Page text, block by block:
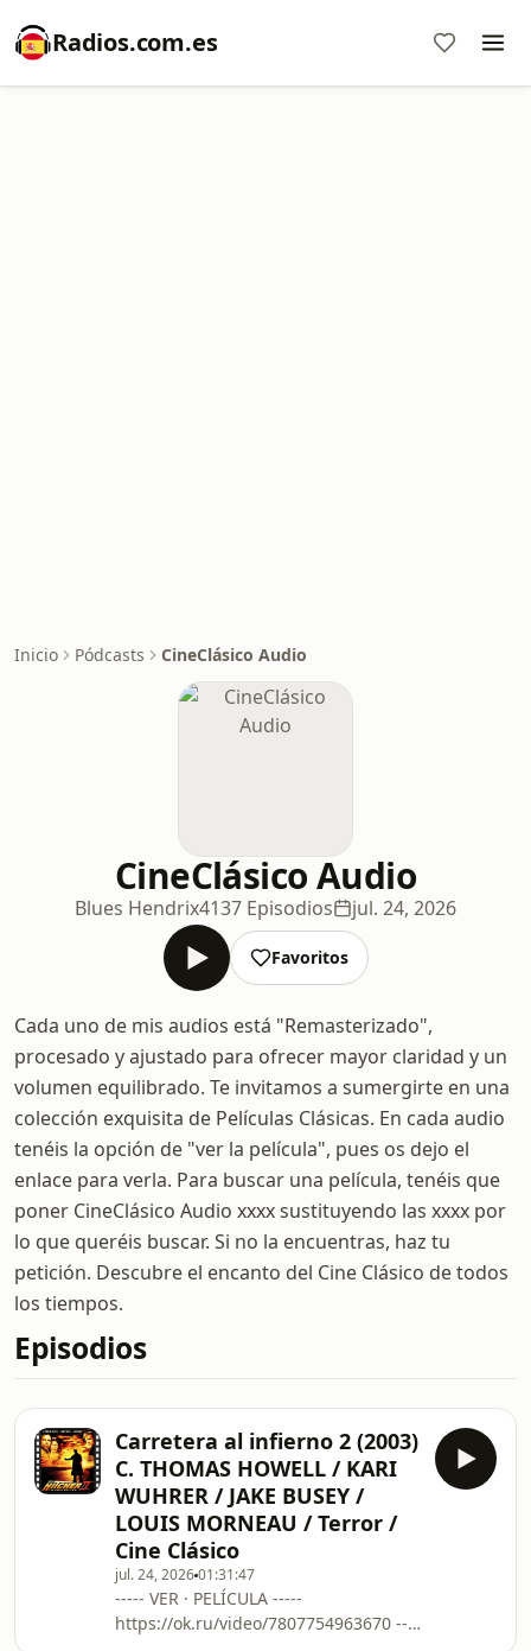
Radios.com.es
Inicio Pódcasts CineClásico Audio
CineClásico Audio
Blues Hendrix4137 Episodios jul. 24, 2026
Favoritos
Cada uno de mis audios está "Remasterizado",
procesado y ajustado para ofrecer mayor claridad y un
volumen equilibrado. Te invitamos a sumergirte en una
colección exquisita de Películas Clásicas. En cada audio
tenéis la opción de "ver la película", pues os dejo el
enlace para verla. Para buscar una película, tenéis que
poner CineClásico Audio xxxx sustituyendo las xxxx por
lo que queréis buscar. Si no la encuentras, haz tu
petición. Descubre el encanto del Cine Clásico de todos
los tiempos.
Episodios
Carretera al infierno 2 (2003)
C. THOMAS HOWELL / KARI
WUHRER / JAKE BUSEY /
LOUIS MORNEAU / Terror /
Cine Clásico
jul. 24, 202601:31:47
----- VER · PELÍCULA -----
https://ok.ru/video/7807754963670 ----